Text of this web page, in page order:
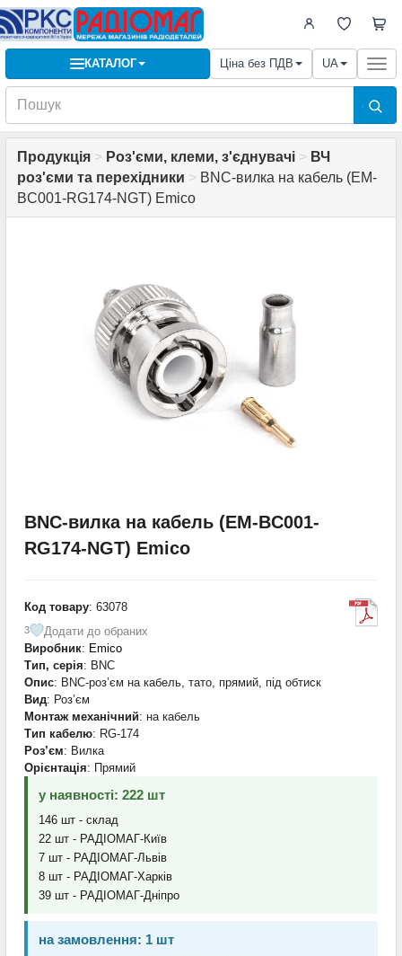
КАТАЛОГ Ціна без ПДВ UA
Продукція > Роз'єми, клеми, з'єднувачі > ВЧ
роз'єми та перехідники > BNC-вилка на кабель (EM-
BC001-RG174-NGT) Emico
BNC-вилка на кабель (EM-BC001-
RG174-NGT) Emico
Код товару: 63078
3
Додати до обраних
Виробник: Emico
Тип, серія: BNC
Опис: BNC-роз’єм на кабель, тато, прямий, під обтиск
Вид: Роз’єм
Монтаж механічний: на кабель
Тип кабелю: RG-174
Роз’єм: Вилка
Орієнтація: Прямий
у наявності: 222 шт
146 шт - склад
22 шт - РАДІОМАГ-Київ
7 шт - РАДІОМАГ-Львів
8 шт - РАДІОМАГ-Харків
39 шт - РАДІОМАГ-Дніпро
на замовлення: 1 шт